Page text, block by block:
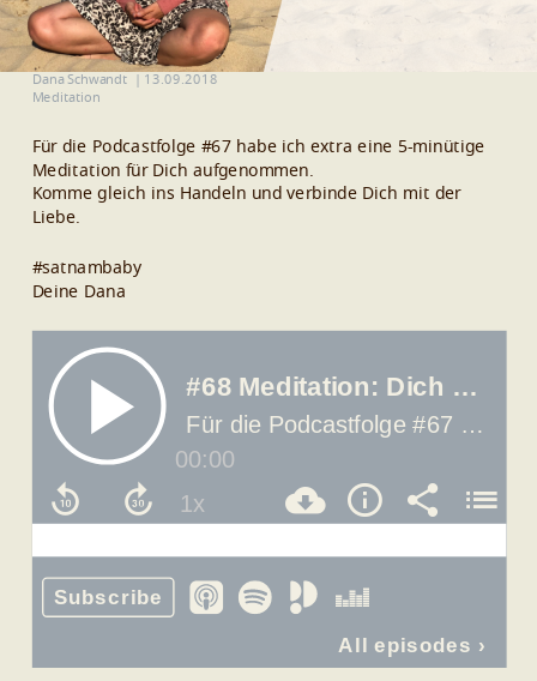
Dana Schwandt
13.09.2018
Meditation
Für die Podcastfolge #67 habe ich extra eine 5-minütige
Meditation für Dich aufgenommen.
Komme gleich ins Handeln und verbinde Dich mit der
Liebe.
#satnambaby
Deine Dana